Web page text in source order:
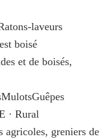
laveurs
boisé
et de boisés,
MulotsGuêpes
· Rural
agricoles, greniers de